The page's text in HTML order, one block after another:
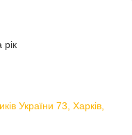
рік
України 73, Харків,